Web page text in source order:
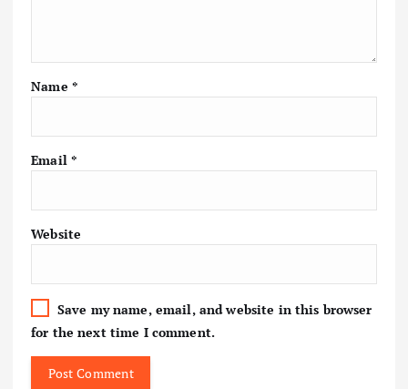
Name *
Email *
Website
Save my name, email, and website in this browser
for the next time I comment.